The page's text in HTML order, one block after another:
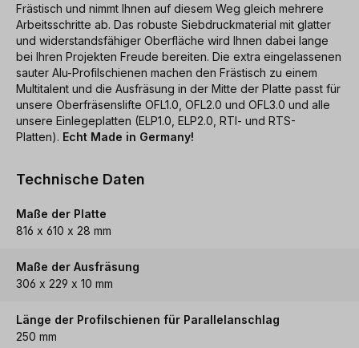
Frästisch und nimmt Ihnen auf diesem Weg gleich mehrere
Arbeitsschritte ab. Das robuste Siebdruckmaterial mit glatter
und widerstandsfähiger Oberfläche wird Ihnen dabei lange
bei Ihren Projekten Freude bereiten. Die extra eingelassenen
sauter Alu-Profilschienen machen den Frästisch zu einem
Multitalent und die Ausfräsung in der Mitte der Platte passt für
unsere Oberfräsenslifte OFL1.0, OFL2.0 und OFL3.0 und alle
unsere Einlegeplatten (ELP1.0, ELP2.0, RTI- und RTS-
Platten). Echt Made in Germany!
Technische Daten
Maße der Platte
816 x 610 x 28 mm
Maße der Ausfräsung
306 x 229 x 10 mm
Länge der Profilschienen für Parallelanschlag
250 mm